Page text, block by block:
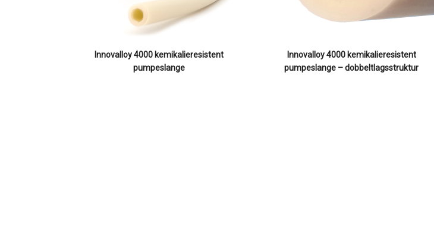
Innovalloy 4000 kemikalieresistent
pumpeslange
Innovalloy 4000 kemikalieresistent
pumpeslange – dobbeltlagsstruktur